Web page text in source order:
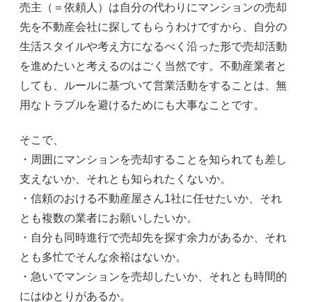
売主（＝依頼人）は自分の代わりにマンションの売却
先を不動産会社に探してもらうわけですから、自分の
生活スタイルや考え方になるべく沿った形で売却活動
を進めたいと考えるのはごく当然です。不動産業者と
しても、ルールに基づいて営業活動をすることは、無
用なトラブルを避けるためにも大事なことです。
そこで、
・周囲にマンションを売却することを知られても差し
支えないか、それとも知られたくないか。
・信頼のおける不動産屋さん1社に任せたいか、それ
とも複数の業者にお願いしたいか。
・自分も同時進行で売却先を探す余力があるか、それ
とも多忙でそんな余裕はないか。
・急いでマンションを売却したいか、それとも時間的
にはゆとりがあるか。